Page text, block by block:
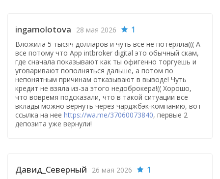
ingamolotova 28 мая 2026 1
Вложила 5 тысяч долларов и чуть все не потеряла((( А
все потому что App intbroker digital это обычный скам,
где сначала показывают как ты офигенно торгуешь и
уговаривают пополняться дальше, а потом по
непонятным причинам отказывают в выводе! Чуть
кредит не взяла из-за этого недоброкера!(( Хорошо,
что вовремя подсказали, что в такой ситуации все
вклады можно вернуть через чарджбэк-компанию, вот
ссылка на нее https://wa.me/37060073840, первые 2
депозита уже вернули!
Давид_Северный 26 мая 2026 1